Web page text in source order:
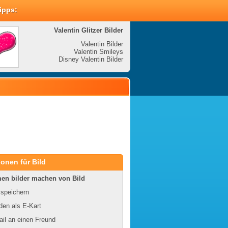
Valentin Glitzer Bilder
Valentin Bilder
Valentin Smileys
Disney Valentin Bilder
für Bild
bilder machen von Bild
als E-Kart
an einen Freund